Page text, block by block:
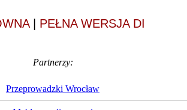
| PEŁNA WERSJA DI
Partnerzy:
Przeprowadzki Wrocław